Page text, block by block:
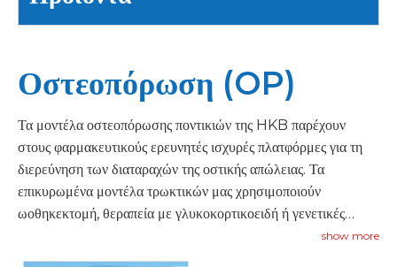
Οστεοπόρωση (OP)
Τα μοντέλα οστεοπόρωσης ποντικιών της HKB παρέχουν
στους φαρμακευτικούς ερευνητές ισχυρές πλατφόρμες για τη
διερεύνηση των διαταραχών της οστικής απώλειας. Τα
επικυρωμένα μοντέλα τρωκτικών μας χρησιμοποιούν
ωοθηκεκτομή, θεραπεία με γλυκοκορτικοειδή ή γενετικές
προσεγγίσεις για την αναπαραγωγή βασικών χαρακτηριστικών
της οστεοπόρωσης, όπως η μειωμένη οστική πυκνότητα, η
show more